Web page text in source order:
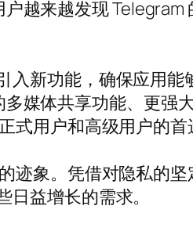
越来越发现 Telegram
入新功能，确保应用
媒体共享功能、更强
用户和高级用户的首
迹象。凭借对隐私的
益增长的需求。